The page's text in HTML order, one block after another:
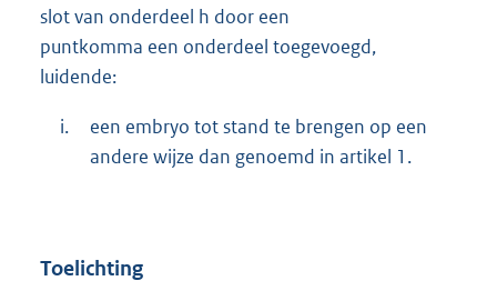
slot van onderdeel h door een
puntkomma een onderdeel toegevoegd,
luidende:
i.
een embryo tot stand te brengen op een
andere wijze dan genoemd in artikel 1.
Toelichting